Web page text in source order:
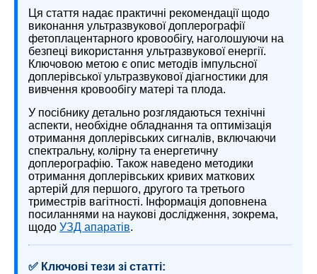
Ця стаття надає практичні рекомендації щодо
виконання ультразвукової доплерографії
фетоплацентарного кровообігу, наголошуючи на
безпеці використання ультразвукової енергії.
Ключовою метою є опис методів імпульсної
доплерівської ультразвукової діагностики для
вивчення кровообігу матері та плода.
У посібнику детально розглядаються технічні
аспекти, необхідне обладнання та оптимізація
отримання доплерівських сигналів, включаючи
спектральну, колірну та енергетичну
доплерографію. Також наведено методики
отримання доплерівських кривих маткових
артерій для першого, другого та третього
триместрів вагітності. Інформація доповнена
посиланнями на наукові дослідження, зокрема,
щодо УЗД апаратів.
✅ Ключові тези зі статті: